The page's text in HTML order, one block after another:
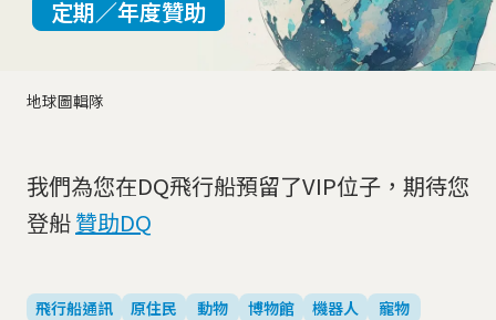
地球圖輯隊
定期／年度贊助
我們為您在DQ飛行船預留了VIP位子，期待您
登船贊助DQ
飛行船通訊 原住民 動物 博物館 機器人
寵物